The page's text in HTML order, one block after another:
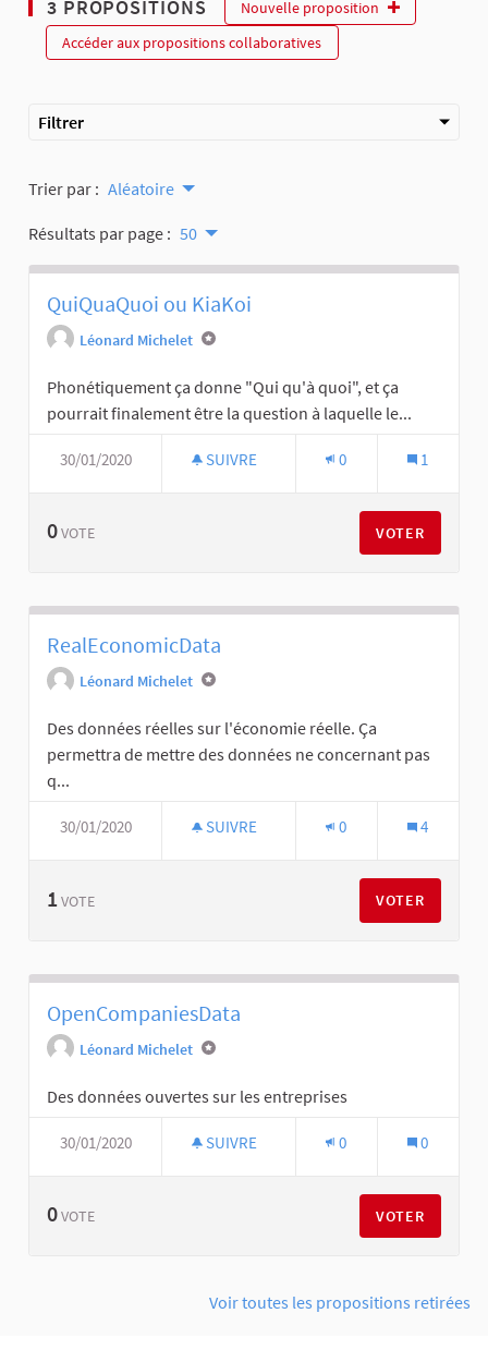
3 PROPOSITIONS
Nouvelle proposition
Accéder aux propositions collaboratives
Filtrer
Trier par : Aléatoire
Résultats par page : 50
QuiQuaQuoi ou KiaKoi
Léonard Michelet
Phonétiquement ça donne "Qui qu'à quoi", et ça
pourrait finalement être la question à laquelle le...
30/01/2020 SUIVRE 0 1
0VOTE VOTER
RealEconomicData
Léonard Michelet
Des données réelles sur l'économie réelle. Ça
permettra de mettre des données ne concernant pas
q...
30/01/2020 SUIVRE 0 4
1VOTE VOTER
OpenCompaniesData
Léonard Michelet
Des données ouvertes sur les entreprises
30/01/2020 SUIVRE 0 0
0VOTE VOTER
Voir toutes les propositions retirées